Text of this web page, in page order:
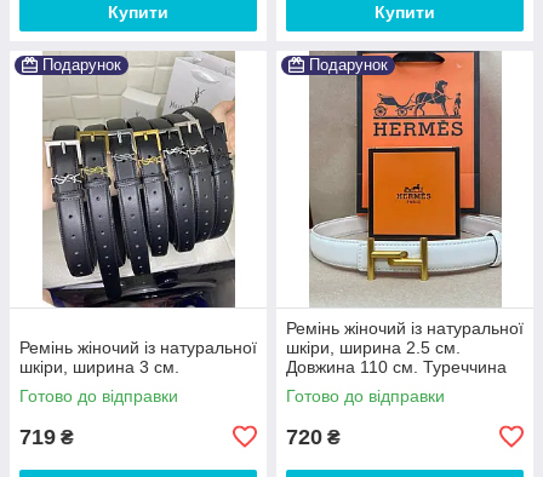
Купити Купити
Подарунок
Ремінь жіночий із натуральної
шкіри, ширина 3 см.
Готово до відправки
719 ₴
Подарунок
Ремінь жіночий із натуральної
шкіри, ширина 2.5 см.
Довжина 110 см. Туреччина
Готово до відправки
720 ₴